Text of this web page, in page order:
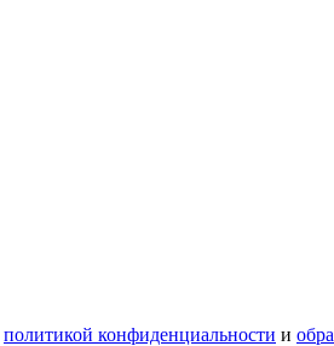
политикой конфиденциальности и